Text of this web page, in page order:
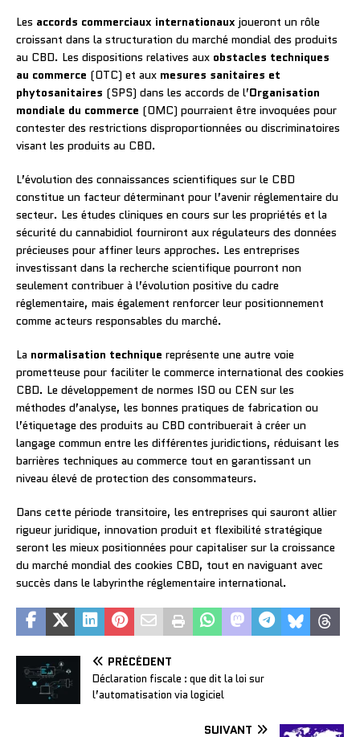
Les accords commerciaux internationaux joueront un rôle
croissant dans la structuration du marché mondial des produits
au CBD. Les dispositions relatives aux obstacles techniques
au commerce (OTC) et aux mesures sanitaires et
phytosanitaires (SPS) dans les accords de l’Organisation
mondiale du commerce (OMC) pourraient être invoquées pour
contester des restrictions disproportionnées ou discriminatoires
visant les produits au CBD.
L’évolution des connaissances scientifiques sur le CBD
constitue un facteur déterminant pour l’avenir réglementaire du
secteur. Les études cliniques en cours sur les propriétés et la
sécurité du cannabidiol fourniront aux régulateurs des données
précieuses pour affiner leurs approches. Les entreprises
investissant dans la recherche scientifique pourront non
seulement contribuer à l’évolution positive du cadre
réglementaire, mais également renforcer leur positionnement
comme acteurs responsables du marché.
La normalisation technique représente une autre voie
prometteuse pour faciliter le commerce international des cookies
CBD. Le développement de normes ISO ou CEN sur les
méthodes d’analyse, les bonnes pratiques de fabrication ou
l’étiquetage des produits au CBD contribuerait à créer un
langage commun entre les différentes juridictions, réduisant les
barrières techniques au commerce tout en garantissant un
niveau élevé de protection des consommateurs.
Dans cette période transitoire, les entreprises qui sauront allier
rigueur juridique, innovation produit et flexibilité stratégique
seront les mieux positionnées pour capitaliser sur la croissance
du marché mondial des cookies CBD, tout en naviguant avec
succès dans le labyrinthe réglementaire international.
PRÉCÉDENT
Déclaration fiscale : que dit la loi sur
l’automatisation via logiciel
SUIVANT